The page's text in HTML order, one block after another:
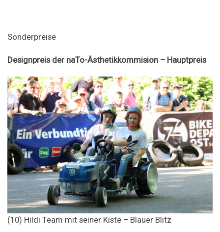
Sonderpreise
Designpreis der naTo-Ästhetikkommision – Hauptpreis
(10) Hildi Team mit seiner Kiste – Blauer Blitz